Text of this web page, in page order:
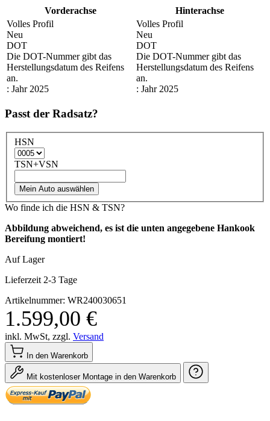
Vorderachse
Hinterachse
Volles Profil
Neu
DOT
Die DOT-Nummer gibt das
Herstellungsdatum des Reifens
an.
: Jahr 2025
Volles Profil
Neu
DOT
Die DOT-Nummer gibt das
Herstellungsdatum des Reifens
an.
: Jahr 2025
Passt der Radsatz?
HSN
TSN+VSN
Mein Auto auswählen
Wo finde ich die HSN & TSN?
Abbildung abweichend, es ist die unten angegebene Hankook
Bereifung montiert!
Auf Lager
Lieferzeit 2-3 Tage
Artikelnummer: WR240030651
1.599,00 €
inkl. MwSt, zzgl. Versand
In den Warenkorb
Mit kostenloser Montage in den Warenkorb